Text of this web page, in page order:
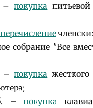
–покупка
перечисление
собрание "Все
–покупка жесткого
–покупка